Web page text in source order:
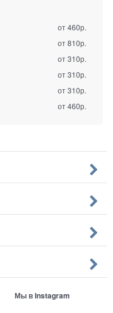
от 460р.
от 810р.
от 310р.
от 310р.
от 310р.
от 460р.
Мы в Instagram